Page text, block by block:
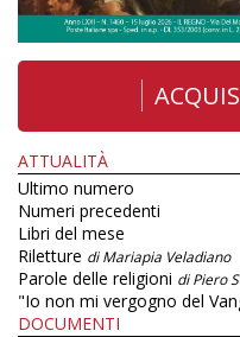
ATTUALITÀ
Ultimo numero
Numeri precedenti
Libri del mese
Riletture di Mariapia Veladiano
Parole delle religioni di Piero
"Io non mi vergogno del
DOCUMENTI